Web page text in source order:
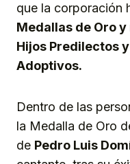
que la corporación
Medallas de Oro
Hijos Predilectos
Adoptivos.
Dentro de las
la Medalla de Oro
de Pedro Luis